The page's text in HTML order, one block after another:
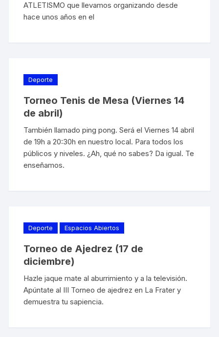
ATLETISMO que llevamos organizando desde
hace unos años en el
Deporte
Torneo Tenis de Mesa (Viernes 14
de abril)
También llamado ping pong. Será el Viernes 14 abril
de 19h a 20:30h en nuestro local. Para todos los
públicos y niveles. ¿Ah, qué no sabes? Da igual. Te
enseñamos.
Deporte Espacios Abiertos
Torneo de Ajedrez (17 de
diciembre)
Hazle jaque mate al aburrimiento y a la televisión.
Apúntate al III Torneo de ajedrez en La Frater y
demuestra tu sapiencia.